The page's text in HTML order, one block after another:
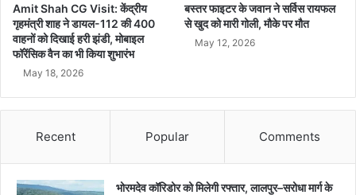
Amit Shah CG Visit: केंद्रीय
गृहमंत्री शाह ने डायल-112 की 400
वाहनों को दिखाई हरी झंडी, मोबाइल
फॉरेंसिक वैन का भी किया शुभारंभ
May 18, 2026
बस्तर फाइटर के जवान ने सर्विस रायफल
से खुद को मारी गोली, मौके पर मौत
May 12, 2026
Recent Popular Comments
भोरमदेव कॉरिडोर को मिलेगी रफ्तार, लालपुर–सरोधा मार्ग के